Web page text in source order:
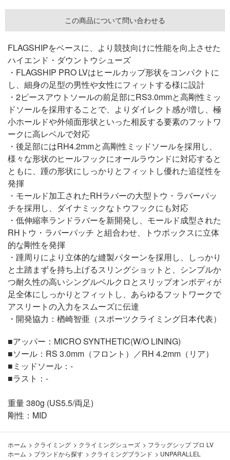
この商品について問い合わせる
FLAGSHIPをベースに、より競技向けに性能を向上させた
ハイエンド・ダウントウシューズ
・FLAGSHIP PRO LVはヒールカップ形状をコンパクトに
し、細身の足型の男性や女性にフィットする様に設計
・2ピースアウトソールの前足部にRS3.0mmと高剛性ミッ
ドソールを採用することで、よりダイレクト感が増し、極
小ホールドや外傾面形状といった相反する要素のフットワ
ークに高レベルで対応
・後足部にはRH4.2mmと高剛性ミッドソールを採用し、
様々な形状のヒールフックにオールラウンドに対応すると
ともに、踵の形状にしっかりとフィットし優れた追従性を
発揮
・モールド加工されたRHラバーの大型トウ・ラバーパッ
チを採用し、ダイナミックなトウフックにも対応
・低伸縮率ランドラバーを新開発し、モールド成型された
RHトウ・ラバーパッチ と組合わせ、トウボックスに立体
的な剛性を発揮
・踵周りにより立体的な縫製パターンを採用し、しっかり
と土踏まずを持ち上げるスリングショットと、シンプルか
つ耐久性の高いシングルベルクロとスリップオンボディが
足全体にしっかりとフィットし、あらゆるフットワークで
アスリートの入力をスムーズに伝達
・開発協力：楢崎智亜（スポーツクライミング日本代表）
■アッパー：MICRO SYNTHETIC(W/O LINING)
■ソール：RS 3.0mm（フロント）／RH 4.2mm（リア）
■ミッドソール：-
■ラスト：-
重量 380g (US5.5/両足)
剛性：MID
ホーム > クライミング > クライミングシューズ > フラッグシップ プロ LV
ホーム > ブランドから探す > クライミングブランド > UNPARALLEL